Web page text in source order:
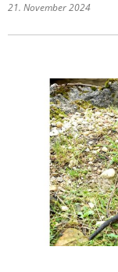
21. November 2024